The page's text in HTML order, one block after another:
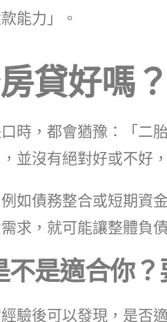
能力」。
貸好嗎
時，都會猶豫：「二
，並沒有絕對好或不
如債務整合或短期資
求，就可能讓整體負
不是適合你
驗後可以發現，是否